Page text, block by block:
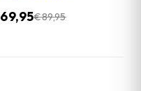
€89,95
69,95